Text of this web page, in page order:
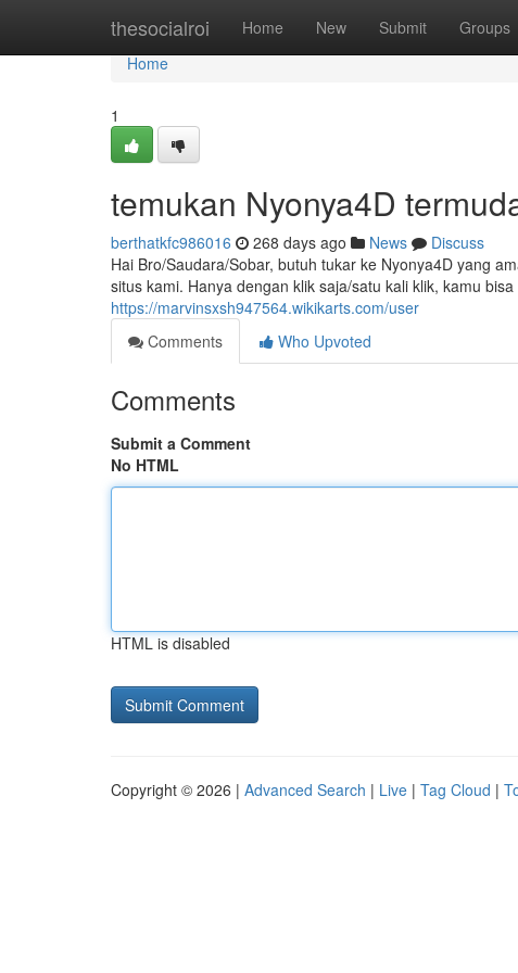
thesocialroi Home New Submit Groups
Home
Home
1
temukan Nyonya4D
berthatkfc986016 268 days ago News
Discuss
Hai Bro/Saudara/Sobar, butuh tukar ke Nyonya4D yang
situs kami. Hanya dengan klik saja/satu kali klik, kamu
https://marvinsxsh947564.wikikarts.com/user
Comments
Who Upvoted
Comments
Submit a Comment
No HTML
HTML is disabled
Copyright © 2026 | Advanced Search | Live | Tag Cloud |